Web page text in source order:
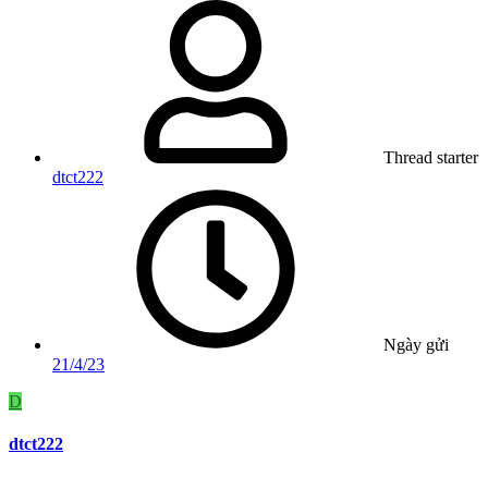
Thread starter
dtct222
Ngày gửi
21/4/23
D
dtct222